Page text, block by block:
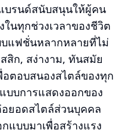
บรนด์สนับสนุนให้ผู้คน
นทุกช่วงเวลาของชีวิต
แฟชั่นหลากหลายที่ไม่
สิก, สง่างาม, ทันสมัย
ตอบสนองสไตล์ของทุก
บบการแสดงออกของ
ยอดสไตล์ส่วนบุคคล
แบบมาเพื่อสร้างแรง